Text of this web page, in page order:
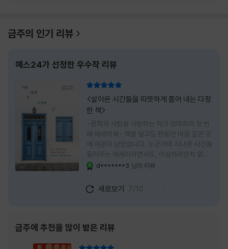
금주의 인기 리뷰
예스24가 선정한 우수작 리뷰
<살아온 시간들을 따뜻하게 품어 내는 다정
한 책>
-문학과 사람을 사랑하는 작가 강미희의 첫 번
째 에세이북- 책을 덮고도 한동안 마음 깊은 곳
에 여운이 남았습니다. 누군가의 지나온 시간을
들려주는 에세이이면서도, 이상하리만치 읽는
사람 자신의 삶을 다시 돌아보게 만드는 책이었
으로 머물지 않고, 각자의 상처와 후회, 다 지나
온 줄 알았던 마음의 결을 가만히 비추는 거울
는다는 것, 대신 지나온 시간 속에서 비로소 알
있고 무너지지 않는 것보다 다시 일어서는 일이
d*******3 님의 리뷰
새로보기 7/10
금주에 추천을 많이 받은 리뷰